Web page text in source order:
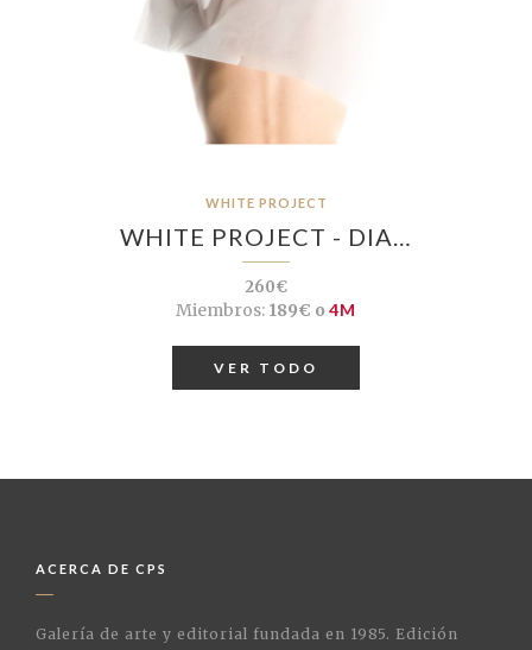
WHITE PROJECT
WHITE PROJECT - DIA…
260€
Miembros: 189€ o 4M
VER TODO
ACERCA DE CPS
Galería de arte y editorial fundada en 1985. Edición